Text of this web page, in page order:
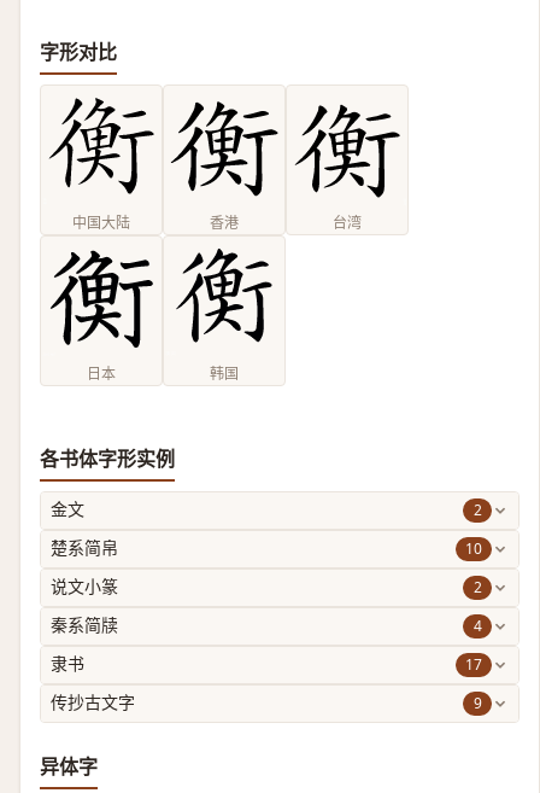
字形对比
中国大陆 香港 台湾
日本 韩国
各书体字形实例
金文 2
楚系简帛 10
说文小篆 2
秦系简牍 4
隶书 17
传抄古文字 9
异体字